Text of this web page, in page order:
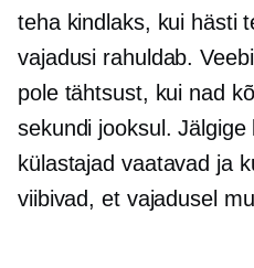
teha kindlaks, kui hästi
vajadusi rahuldab.
pole tähtsust, kui nad
sekundi jooksul.
külastajad vaatavad ja
viibivad, et vajadusel